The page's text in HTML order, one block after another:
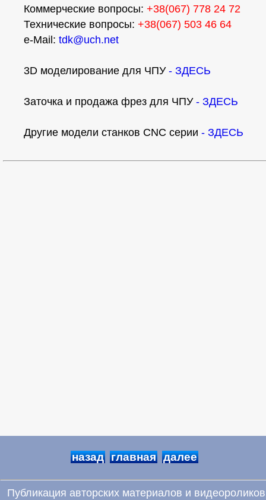
Коммерческие вопросы:+38(067) 778 24 72
Технические вопросы:+38(067) 503 46 64
e-Mail:tdk@uch.net
3D моделирование для ЧПУ- ЗДЕСЬ
Заточка и продажа фрез для ЧПУ- ЗДЕСЬ
Другие модели станков CNC серии- ЗДЕСЬ
назад главная далее
Публикация авторских материалов и видеороликов